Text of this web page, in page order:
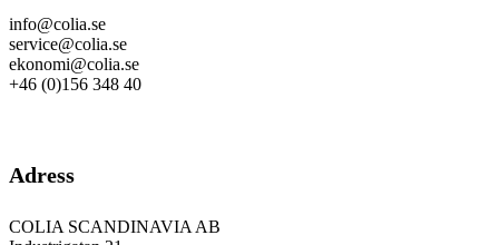
info@colia.se
service@colia.se
ekonomi@colia.se
+46 (0)156 348 40
Adress
COLIA SCANDINAVIA AB